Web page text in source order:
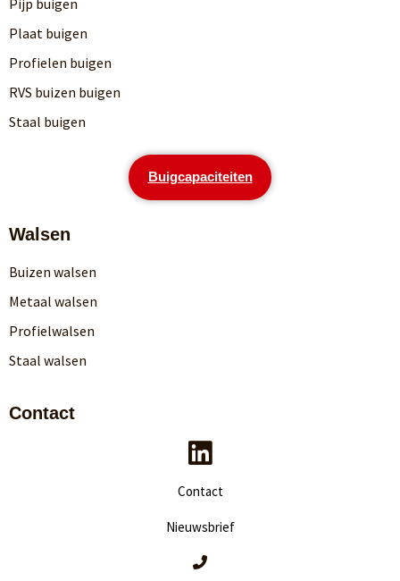
Plaat buigen
Profielen buigen
RVS buizen buigen
Staal buigen
Buigcapaciteiten
Walsen
Buizen walsen
Metaal walsen
Profielwalsen
Staal walsen
Contact
Contact
Nieuwsbrief